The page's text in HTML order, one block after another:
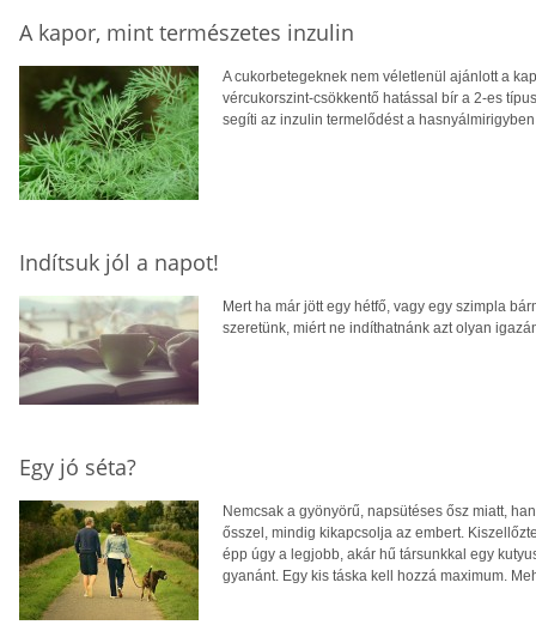
A kapor, mint természetes inzulin
A cukorbetegeknek nem véletlenül ajánlott a
vércukorszint-csökkentő hatással bír a 2-es
segíti az inzulin termelődést a hasnyálmirigyben
Indítsuk jól a napot!
Mert ha már jött egy hétfő, vagy egy szimpla
szeretünk, miért ne indíthatnánk azt olyan
Egy jó séta?
Nemcsak a gyönyörű, napsütéses ősz miatt,
ősszel, mindig kikapcsolja az embert.
épp úgy a legjobb, akár hű társunkkal egy
gyanánt. Egy kis táska kell hozzá maximum.